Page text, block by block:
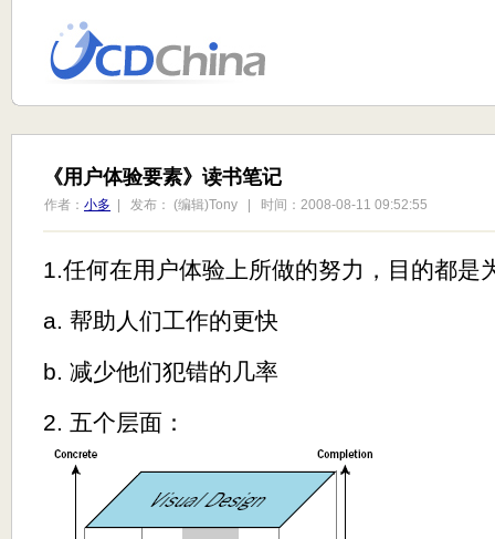
《用户体验要素》读书笔记
作者： 小多 | 发布： (编辑)Tony | 时间：2008-08-11 09:52:55
1.任何在用户体验上所做的努力，目的都是
a. 帮助人们工作的更快
b. 减少他们犯错的几率
2. 五个层面：